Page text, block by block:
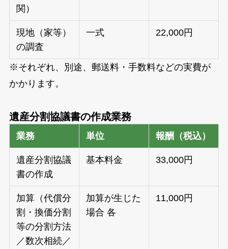
関）
現地（家等）
の調査
一式 22,000円
※それぞれ、別途、郵送料・手数料などの実費が
かかります。
遺産分割協議書の作成業務
業務 単位 報酬（税込）
遺産分割協議
書の作成
基本料金 33,000円
加算（代償分
割・換価分割
等の分割方法
／数次相続／
加算が生じた
場合 各
11,000円